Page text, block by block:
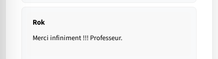
Rok
Merci infiniment !!! Professeur.